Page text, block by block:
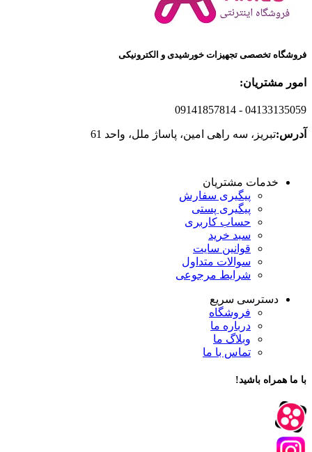
فروشگاه تخصصی تجهیزات خورشیدی و الکترونیکی
امور مشتریان:
- 04133135059
09141857814
آدرس:تبریز، سه راهی امین، پاساژ ملل، واحد 61
خدمات مشتریان
پیگیری سفارش
پیگیری پستی
حساب کاربری
سبد خرید
قوانین سایت
سوالات متداول
شرایط مرجوعی
دسترسی سریع
فروشگاه
درباره ما
وبلاگ ما
تماس با ما
با ما همراه باشید!